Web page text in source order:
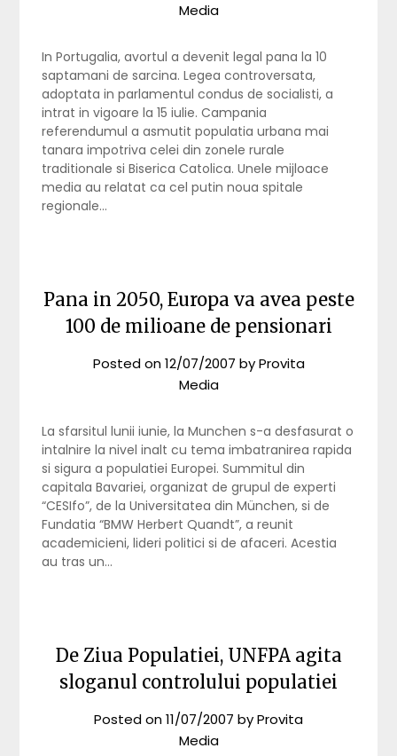
Media
In Portugalia, avortul a devenit legal pana la 10
saptamani de sarcina. Legea controversata,
adoptata in parlamentul condus de socialisti, a
intrat in vigoare la 15 iulie. Campania
referendumul a asmutit populatia urbana mai
tanara impotriva celei din zonele rurale
traditionale si Biserica Catolica. Unele mijloace
media au relatat ca cel putin noua spitale
regionale…
Pana in 2050, Europa va avea peste
100 de milioane de pensionari
Posted on12/07/2007 byProvita
Media
La sfarsitul lunii iunie, la Munchen s-a desfasurat o
intalnire la nivel inalt cu tema imbatranirea rapida
si sigura a populatiei Europei. Summitul din
capitala Bavariei, organizat de grupul de experti
“CESIfo”, de la Universitatea din München, si de
Fundatia “BMW Herbert Quandt”, a reunit
academicieni, lideri politici si de afaceri. Acestia
au tras un…
De Ziua Populatiei, UNFPA agita
sloganul controlului populatiei
Posted on11/07/2007 byProvita
Media